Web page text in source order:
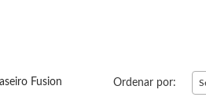
Fusion Ordenar por: